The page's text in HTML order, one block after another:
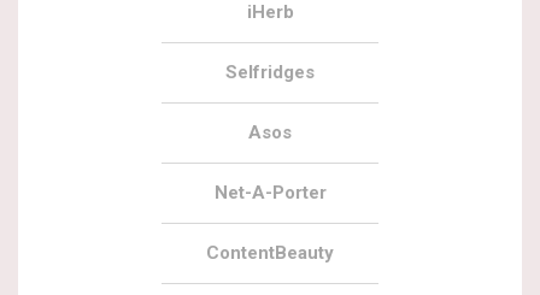
iHerb
Selfridges
Asos
Net-A-Porter
ContentBeauty